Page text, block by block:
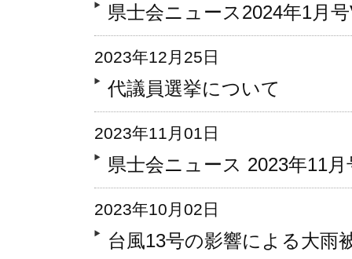
県士会ニュース2024年1月
2023年12月25日
代議員選挙について
2023年11月01日
県士会ニュース 2023年11月
2023年10月02日
台風13号の影響による大雨